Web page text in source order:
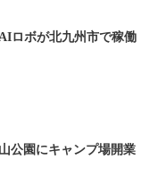
ロボが北九州市で稼働
公園にキャンプ場開業